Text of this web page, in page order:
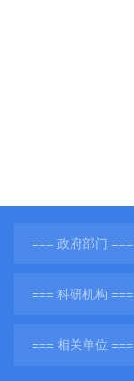
=== 政府部门 ===
=== 科研机构 ===
=== 相关单位 ===